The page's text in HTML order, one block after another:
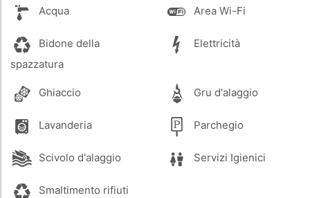
Acqua Area Wi-Fi
Bidone della
spazzatura
Elettricità
Ghiaccio Gru d'alaggio
Lavanderia Parchegio
Scivolo d'alaggio Servizi Igienici
Smaltimento rifiuti